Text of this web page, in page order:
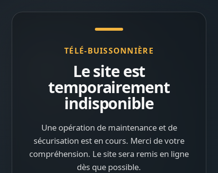
TÉLÉ-BUISSONNIÈRE
Le site est
temporairement
indisponible
Une opération de maintenance et de
sécurisation est en cours. Merci de votre
compréhension. Le site sera remis en ligne
dès que possible.